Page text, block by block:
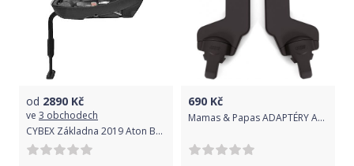
od 2890 Kč
ve 3 obchodech
CYBEX Základna 2019 Aton Base 2 Belted
690 Kč
Mamas & Papas ADAPTÉRY ARMADILLO - ATON/MAXI/BESAFE